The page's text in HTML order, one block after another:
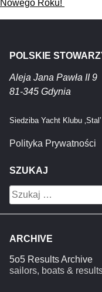
Nowego Roku!
POLSKIE
Aleja Jana Pawła II 9
81-345 Gdynia
Siedziba Yacht Klubu
Polityka Prywatności
SZUKAJ
Szukaj:
ARCHIVE
5o5 Results Archive
sailors, boats &